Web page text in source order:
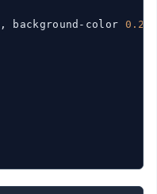
, background-color 0.2s